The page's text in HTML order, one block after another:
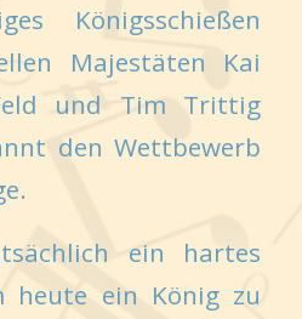
Königsschießen
Majestäten Kai
und Tim Trittig
den Wettbewerb
ein hartes
heute ein König zu